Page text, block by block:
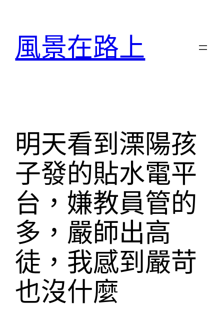
風景在路上
明天看到溧陽孩
子發的貼水電平
台，嫌教員管的
多，嚴師出高
徒，我感到嚴苛
也沒什麼